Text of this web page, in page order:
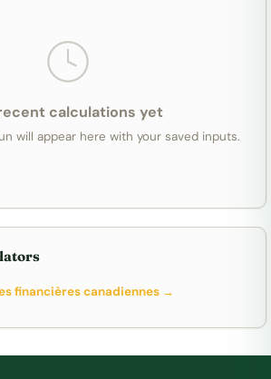
calculations yet
will appear here with your saved inputs.
financières canadiennes →